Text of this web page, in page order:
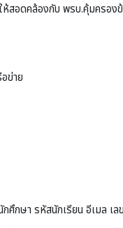
อดคล้องกับ พรบ.คุ้มครอง
ข่าย
ษา รหัสนักเรียน อีเมล เ